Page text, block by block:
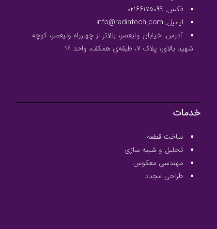
فکس: ۰۲۱۶۶۱۷۵۰۹۹
ایمیل: info@radintech.com
آدرس: خیابان ولیعصر، بالاتر از چهارراه ولیعصر، کوچه
شهید بالاور، پلاک ۷، طبقه‌ی همکف، واحد ۱۶
خدمات
ساخت قطعه
تحلیل و شبیه سازی
مهندسی معکوس
طراحی مجدد